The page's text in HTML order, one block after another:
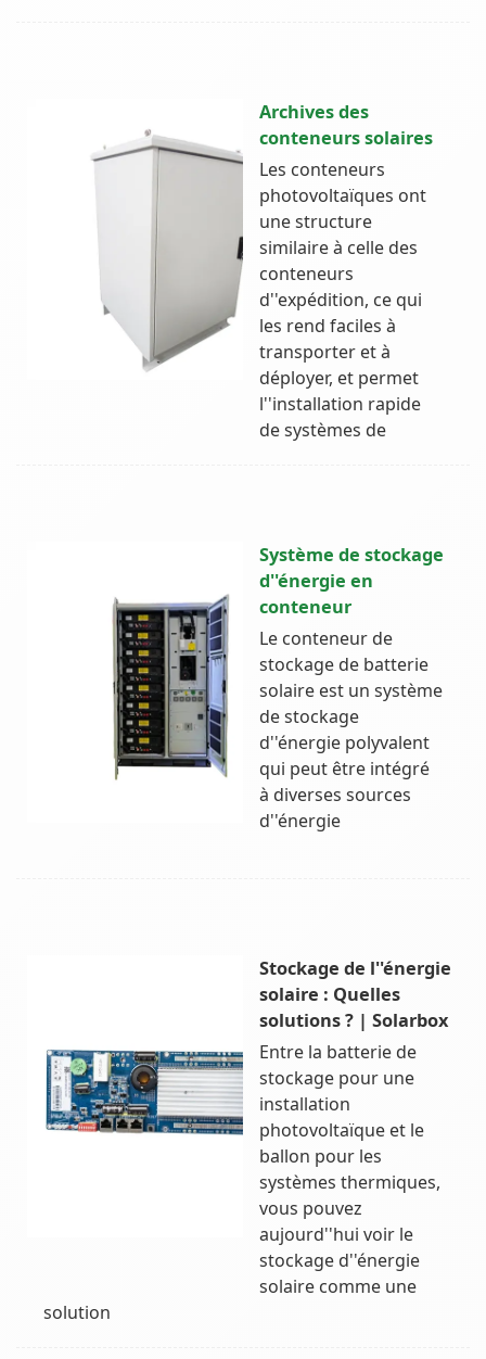
Archives des
conteneurs solaires
Les conteneurs
photovoltaïques ont
une structure
similaire à celle des
conteneurs
d''expédition, ce qui
les rend faciles à
transporter et à
déployer, et permet
l''installation rapide
de systèmes de
Système de stockage
d''énergie en
conteneur
Le conteneur de
stockage de batterie
solaire est un système
de stockage
d''énergie polyvalent
qui peut être intégré
à diverses sources
d''énergie
Stockage de l''énergie
solaire : Quelles
solutions ? | Solarbox
Entre la batterie de
stockage pour une
installation
photovoltaïque et le
ballon pour les
systèmes thermiques,
vous pouvez
aujourd''hui voir le
stockage d''énergie
solaire comme une
solution